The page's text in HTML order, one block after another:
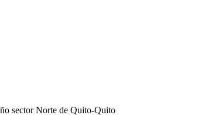
sector Norte de Quito-Quito